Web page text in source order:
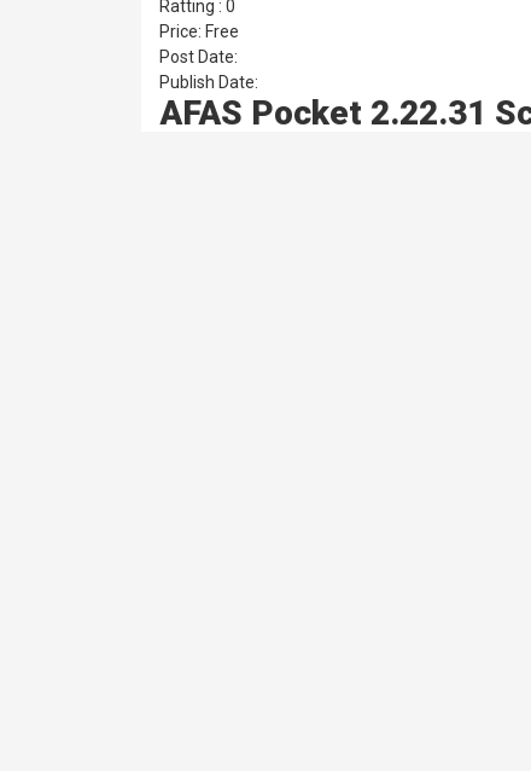
Ratting : 0
Price: Free
Post Date:
Publish Date:
AFAS Pocket 2.22.31